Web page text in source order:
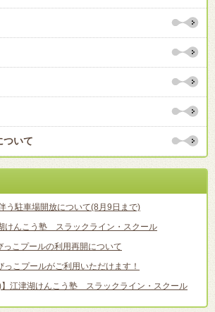
ついて
う駐車場開放について(8月9日まで)
けんこう塾 スラックライン・スクール
っこプールの利用再開について
っこプールがご利用いただけます！
江津湖けんこう塾 スラックライン・スクール